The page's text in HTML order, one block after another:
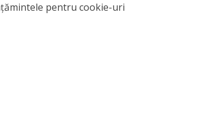
pentru cookie-uri